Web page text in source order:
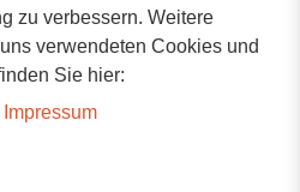
34
Wangen
9566068
zu verbessern. Weitere
verwendeten Cookies und
Sie hier:
Impressum